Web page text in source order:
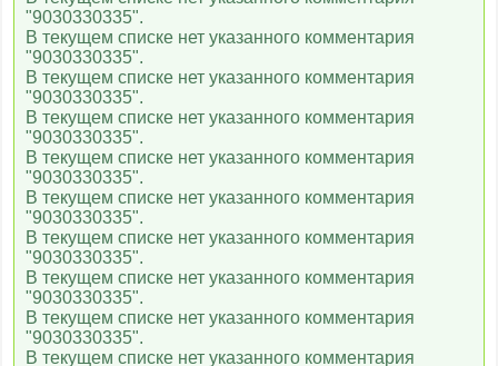
"9030330335".
В текущем списке нет указанного комментария
"9030330335".
В текущем списке нет указанного комментария
"9030330335".
В текущем списке нет указанного комментария
"9030330335".
В текущем списке нет указанного комментария
"9030330335".
В текущем списке нет указанного комментария
"9030330335".
В текущем списке нет указанного комментария
"9030330335".
В текущем списке нет указанного комментария
"9030330335".
В текущем списке нет указанного комментария
"9030330335".
В текущем списке нет указанного комментария